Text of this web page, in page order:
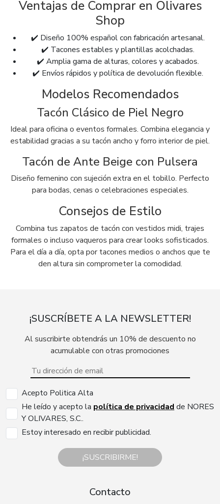
Ventajas de Comprar en Olivares
Shop
✔️ Diseño 100% español con fabricación artesanal.
✔️ Tacones estables y plantillas acolchadas.
✔️ Amplia gama de alturas, colores y acabados.
✔️ Envíos rápidos y política de devolución flexible.
Modelos Recomendados
Tacón Clásico de Piel Negro
Ideal para oficina o eventos formales. Combina elegancia y
estabilidad gracias a su tacón ancho y forro interior de piel.
Tacón de Ante Beige con Pulsera
Diseño femenino con sujeción extra en el tobillo. Perfecto
para bodas, cenas o celebraciones especiales.
Consejos de Estilo
Combina tus zapatos de tacón con vestidos midi, trajes
formales o incluso vaqueros para crear looks sofisticados.
Para el día a día, opta por tacones medios o anchos que te
den altura sin comprometer la comodidad.
¡SUSCRÍBETE A LA NEWSLETTER!
Al suscribirte obtendrás un 10% de descuento no
acumulable con otras promociones
Acepto Politica Alta
He leído y acepto la política de privacidad de NORES
Y OLIVARES, S.C..
Estoy interesado en recibir publicidad.
¡SUSCRIBIRME!
Contacto